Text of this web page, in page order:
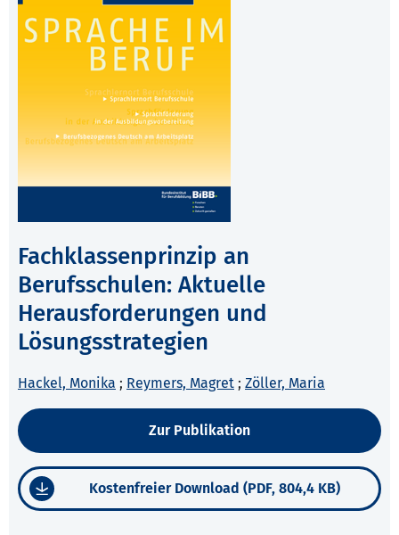
Fachklassenprinzip an
Berufsschulen: Aktuelle
Herausforderungen und
Lösungsstrategien
Hackel, Monika ; Reymers, Magret ; Zöller, Maria
Zur Publikation
Kostenfreier Download (PDF, 804,4 KB)